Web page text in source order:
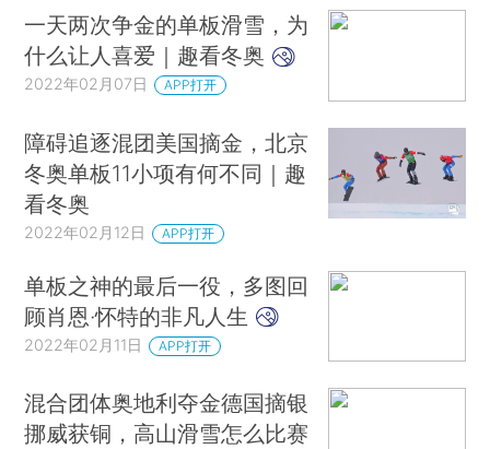
一天两次争金的单板滑雪，为
什么让人喜爱｜趣看冬奥
2022年02月07日 APP打开
障碍追逐混团美国摘金，北京
冬奥单板11小项有何不同｜趣
看冬奥
2022年02月12日 APP打开
单板之神的最后一役，多图回
顾肖恩·怀特的非凡人生
2022年02月11日 APP打开
混合团体奥地利夺金德国摘银
挪威获铜，高山滑雪怎么比赛